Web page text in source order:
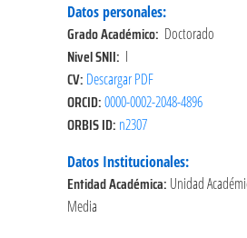
Datos personales:
Grado Académico: Doctorado
Nivel SNII: I
CV: Descargar PDF
ORCID:0000-0002-2048-4896
ORBIS ID: n2307
Datos Institucionales:
Entidad Académica: Unidad
Media